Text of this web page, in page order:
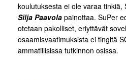
koulutuksesta ei ole varaa tinkiä,
Silja Paavola painottaa. SuPer
otetaan pakolliset, eriyttävät
osaamisvaatimuksista ei tingitä
ammatillisissa tutkinnon osissa.